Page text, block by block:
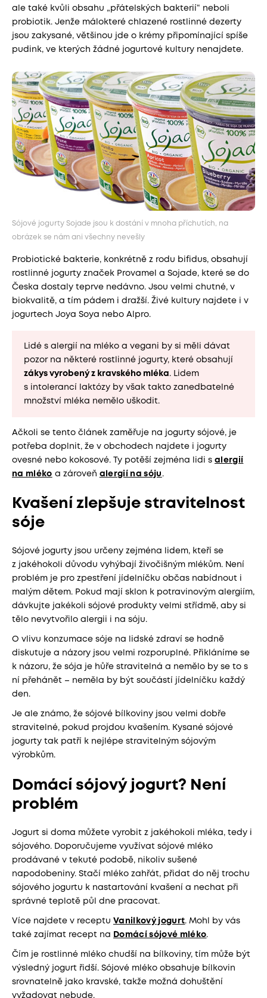
ale také kvůli obsahu „přátelských bakterií“ neboli
probiotik. Jenže málokteré chlazené rostlinné dezerty
jsou zakysané, většinou jde o krémy připomínající spíše
pudink, ve kterých žádné jogurtové kultury nenajdete.
Sójové jogurty Sojade jsou k dostání v mnoha příchutích, na
obrázek se nám ani všechny nevešly
Probiotické bakterie, konkrétně z rodu bifidus, obsahují
rostlinné jogurty značek Provamel a Sojade, které se do
Česka dostaly teprve nedávno. Jsou velmi chutné, v
biokvalitě, a tím pádem i dražší. Živé kultury najdete i v
jogurtech Joya Soya nebo Alpro.
Lidé s alergií na mléko a vegani by si měli dávat
pozor na některé rostlinné jogurty, které obsahují
zákys vyrobený z kravského mléka. Lidem
s intolerancí laktózy by však takto zanedbatelné
množství mléka nemělo uškodit.
Ačkoli se tento článek zaměřuje na jogurty sójové, je
potřeba doplnit, že v obchodech najdete i jogurty
ovesné nebo kokosové. Ty potěší zejména lidi s alergií
na mléko a zároveň alergií na sóju .
Kvašení zlepšuje stravitelnost
sóje
Sójové jogurty jsou určeny zejména lidem, kteří se
z jakéhokoli důvodu vyhýbají živočišným mlékům. Není
problém je pro zpestření jídelníčku občas nabídnout i
malým dětem. Pokud mají sklon k potravinovým alergiím,
dávkujte jakékoli sójové produkty velmi střídmě, aby si
tělo nevytvořilo alergii i na sóju.
O vlivu konzumace sóje na lidské zdraví se hodně
diskutuje a názory jsou velmi rozporuplné. Přikláníme se
k názoru, že sója je hůře stravitelná a nemělo by se to s
ní přehánět – neměla by být součástí jídelníčku každý
den.
Je ale známo, že sójové bílkoviny jsou velmi dobře
stravitelné, pokud projdou kvašením. Kysané sójové
jogurty tak patří k nejlépe stravitelným sójovým
výrobkům.
Domácí sójový jogurt? Není
problém
Jogurt si doma můžete vyrobit z jakéhokoli mléka, tedy i
sójového. Doporučujeme využívat sójové mléko
prodávané v tekuté podobě, nikoliv sušené
napodobeniny. Stačí mléko zahřát, přidat do něj trochu
sójového jogurtu k nastartování kvašení a nechat při
správné teplotě půl dne pracovat.
Více najdete v receptu Vanilkový jogurt. Mohl by vás
také zajímat recept na
Domácí sójové mléko.
Čím je rostlinné mléko chudší na bílkoviny, tím může být
výsledný jogurt řidší. Sójové mléko obsahuje bílkovin
srovnatelně jako kravské, takže možná dohuštění
vyžadovat nebude.